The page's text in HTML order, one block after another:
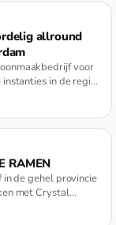
allround
voor
instanties in de regio
RAMEN
de gehel provincie
met Crystal